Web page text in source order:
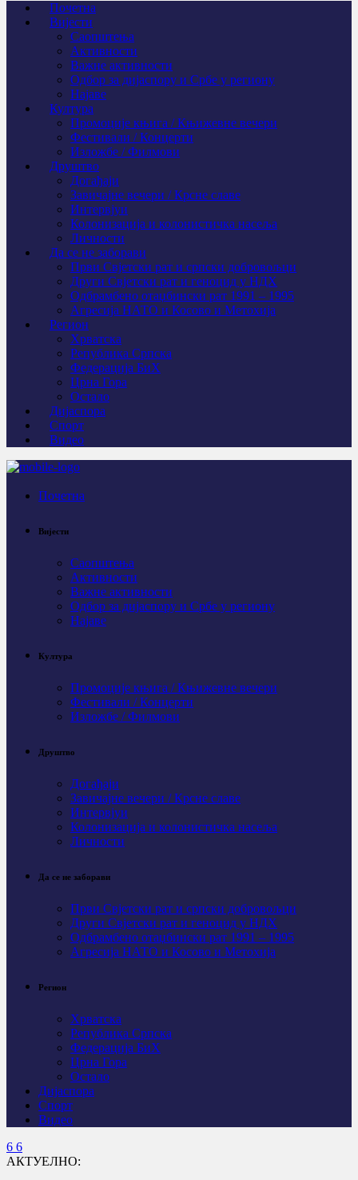
Почетна
Вијести
Саопштења
Активности
Важне активности
Одбор за дијаспору и Србе у региону
Најаве
Култура
Промоције књига / Књижевне вечери
Фестивали / Концерти
Изложбе / Филмови
Друштво
Догађаји
Завичајне вечери / Крсне славе
Интервјуи
Колонизација и колонистичка насеља
Личности
Да се не заборави
Први Свјeтски рат и српски добровољци
Други Свјетски рат и геноцид у НДХ
Одбрамбено отаџбински рат 1991 – 1995
Агресија НАТО и Косово и Метохија
Регион
Хрватска
Република Српска
Федерација БиХ
Црна Гора
Остало
Дијаспора
Спорт
Видео
Почетна
Вијести
Саопштења
Активности
Важне активности
Одбор за дијаспору и Србе у региону
Најаве
Култура
Промоције књига / Књижевне вечери
Фестивали / Концерти
Изложбе / Филмови
Друштво
Догађаји
Завичајне вечери / Крсне славе
Интервјуи
Колонизација и колонистичка насеља
Личности
Да се не заборави
Први Свјeтски рат и српски добровољци
Други Свјетски рат и геноцид у НДХ
Одбрамбено отаџбински рат 1991 – 1995
Агресија НАТО и Косово и Метохија
Регион
Хрватска
Република Српска
Федерација БиХ
Црна Гора
Остало
Дијаспора
Спорт
Видео
АКТУЕЛНО: